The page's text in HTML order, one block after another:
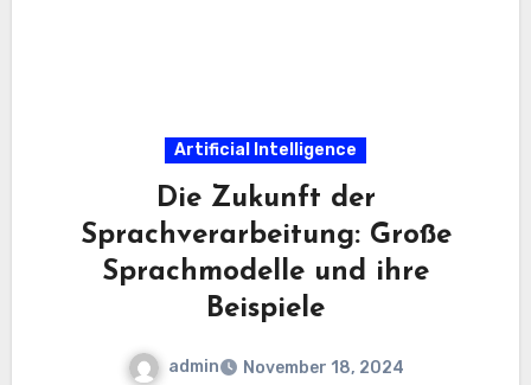
Artificial Intelligence
Die Zukunft der
Sprachverarbeitung: Große
Sprachmodelle und ihre
Beispiele
admin
November 18, 2024